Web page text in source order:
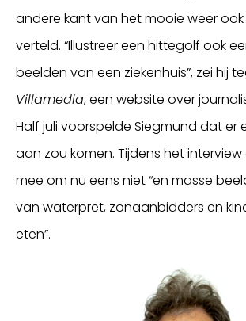
andere kant van het mooie weer
verteld. “Illustreer een hittegolf ook
beelden van een ziekenhuis”, zei hij
Villamedia, een website over
Half juli voorspelde Siegmund dat er
aan zou komen. Tijdens het
mee om nu eens niet “en masse
van waterpret, zonaanbidders en
eten”.